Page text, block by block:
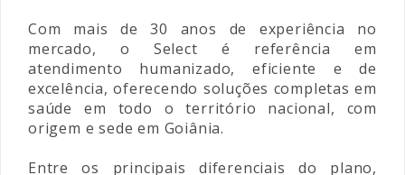
Com mais de 30 anos de experiência no
mercado, o Select é referência em
atendimento humanizado, eficiente e de
excelência, oferecendo soluções completas em
saúde em todo o território nacional, com
origem e sede em Goiânia.
Entre os principais diferenciais do plano,